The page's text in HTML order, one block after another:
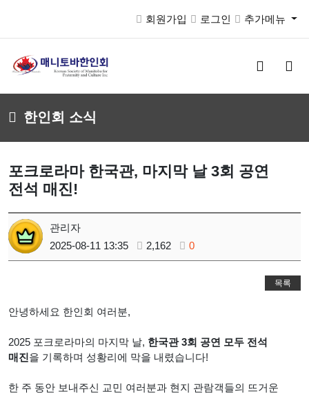
회원가입 로그인 추가메뉴
검
버
메
버
한인회 소식
포크로라마 한국관, 마지막 날 3회 공연
전석 매진!
관리자
2025-08-11 13:35
2,162 0
목록
안녕하세요 한인회 여러분,
2025 포크로라마의 마지막 날, 한국관 3회 공연 모두 전석
매진을 기록하며 성황리에 막을 내렸습니다!
한 주 동안 보내주신 교민 여러분과 현지 관람객들의 뜨거운